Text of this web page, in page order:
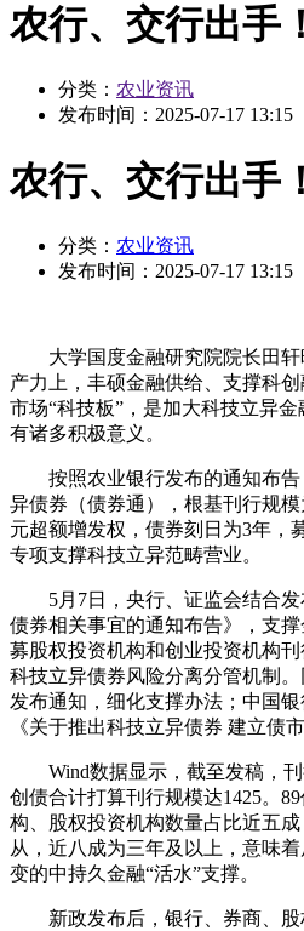
农行、交行出手！
分类： 农业资讯
发布时间： 2025-07-17 13:15
农行、交行出手！
分类： 农业资讯
发布时间： 2025-07-17 13:15
大学国度金融研究院院长田轩
产力上，丰硕金融供给、支撑科
市场“科技板”，是加大科技立异
有诸多积极意义。
按照农业银行发布的通知布告
异债券（债券通），根基刊行规
元超额增发权，债券刻日为3年，
专项支撑科技立异范畴营业。
5月7日，央行、证监会结合发
债券相关事宜的通知布告》，支
募股权投资机构和创业投资机构
科技立异债券风险分离分管机制
发布通知，细化支撑办法；中国
《关于推出科技立异债券 建立债
Wind数据显示，截至发稿，刊
创债合计打算刊行规模达1425。
构、股权投资机构数量占比近五
从，近八成为三年及以上，意味
变的中持久金融“活水”支撑。
新政发布后，银行、券商、股